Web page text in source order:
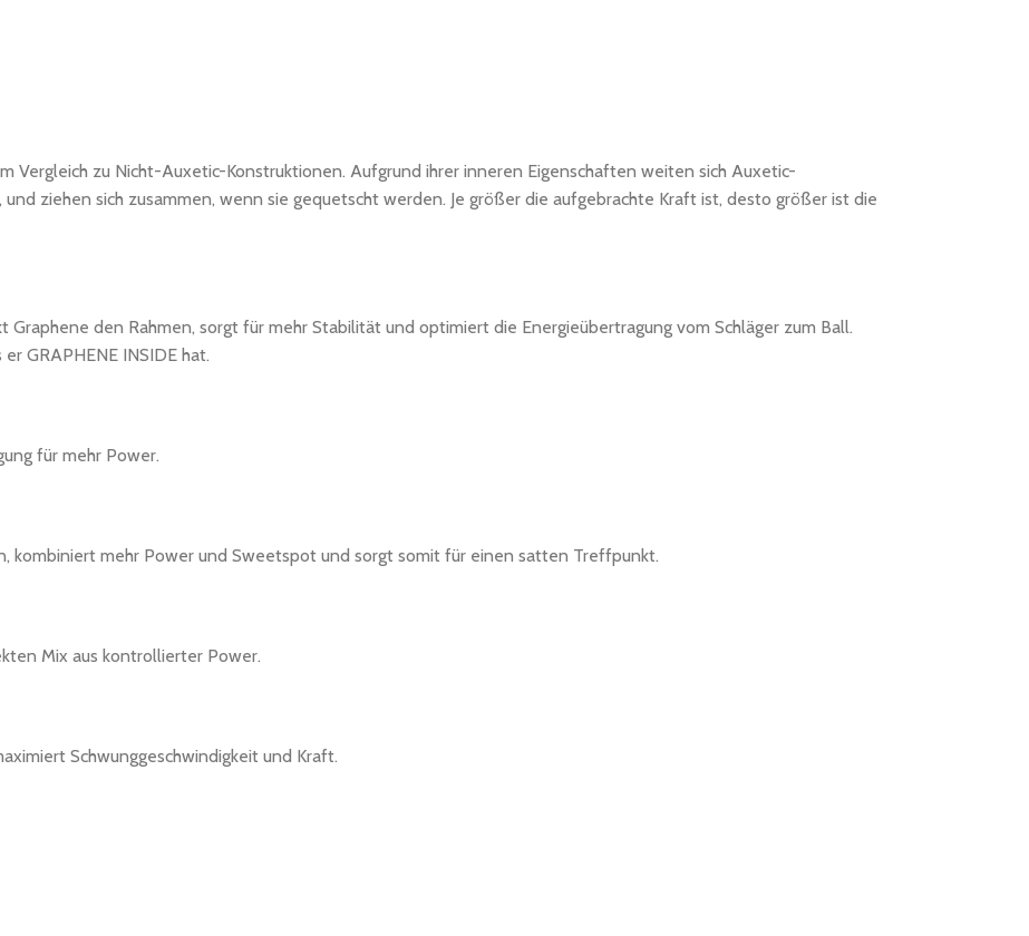
Vergleich zu Nicht-Auxetic-Konstruktionen. Aufgrund ihrer inneren Eigenschaften weiten sich Auxetic-
ziehen sich zusammen, wenn sie gequetscht werden. Je größer die aufgebrachte Kraft ist, desto größer ist die
den Rahmen, sorgt für mehr Stabilität und optimiert die Energieübertragung vom Schläger zum Ball.
GRAPHENE INSIDE hat.
für mehr Power.
kombiniert mehr Power und Sweetspot und sorgt somit für einen satten Treffpunkt.
Mix aus kontrollierter Power.
Schwunggeschwindigkeit und Kraft.